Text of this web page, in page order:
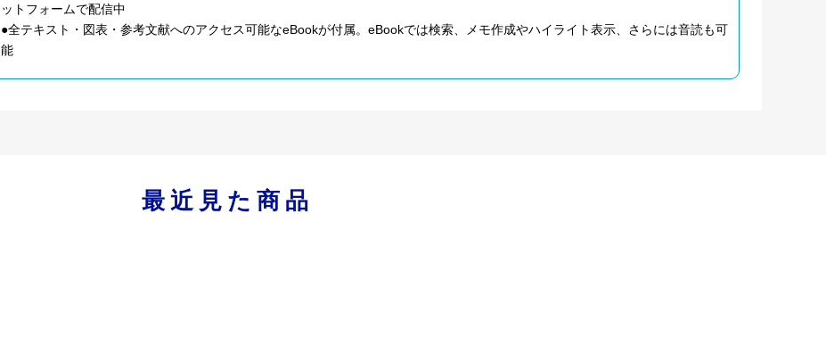
ットフォームで配信中
●全テキスト・図表・参考文献へのアクセス可能なeBookが付属。eBookでは検索、メモ作成やハイライト表示、さらには音読も可
能
最近見た商品